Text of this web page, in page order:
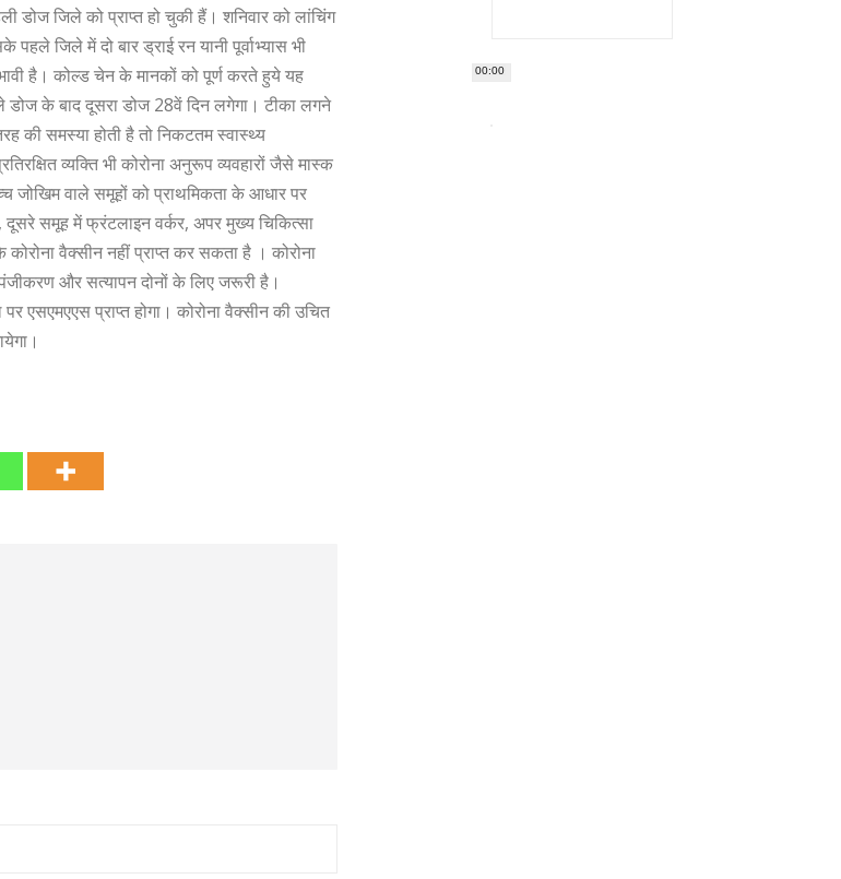
डोज जिले को प्राप्त हो चुकी हैं। शनिवार को लांचिंग
जिले में दो बार ड्राई रन यानी पूर्वाभ्यास भी
है। कोल्ड चेन के मानकों को पूर्ण करते हुये यह
के बाद दूसरा डोज 28वें दिन लगेगा। टीका लगने
की समस्या होती है तो निकटतम स्वास्थ्य
व्यक्ति भी कोरोना अनुरूप व्यवहारों जैसे मास्क
जोखिम वाले समूहों को प्राथमिकता के आधार पर
दूसरे समूह में फ्रंटलाइन वर्कर, अपर मुख्य चिकित्सा
वैक्सीन नहीं प्राप्त कर सकता है । कोरोना
और सत्यापन दोनों के लिए जरूरी है।
एसएमएएस प्राप्त होगा। कोरोना वैक्सीन की उचित
00:00